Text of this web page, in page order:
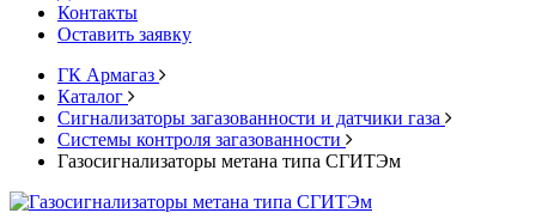
Контакты
Оставить заявку
ГК Армагаз
Каталог
Cигнализаторы загазованности и датчики газа
Системы контроля загазованности
Газосигнализаторы метана типа СГИТЭм